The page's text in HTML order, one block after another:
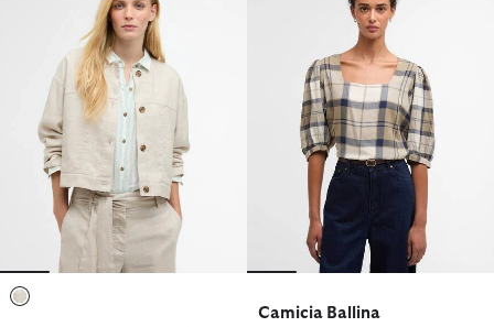
Camicia Ballina